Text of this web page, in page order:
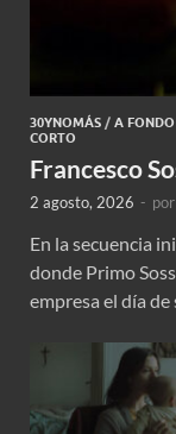
30YNOMÁS / A FONDO
CORTO
Francesco
2 agosto, 2026 - por
En la secuencia
donde Primo
empresa el día